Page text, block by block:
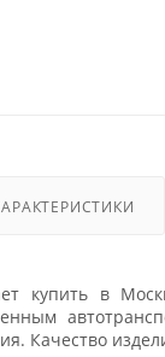
купить в
Качество